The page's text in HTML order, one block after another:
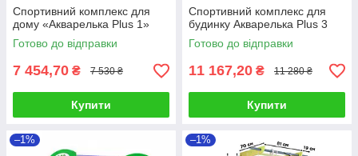
Спортивний комплекс для
дому «Акварелька Plus 1»
Готово до відправки
7 454,70 ₴ 7 530 ₴
Купити
Спортивний комплекс для
будинку Акварелька Plus 3
Готово до відправки
11 167,20 ₴ 11 280 ₴
Купити
–1% –1%